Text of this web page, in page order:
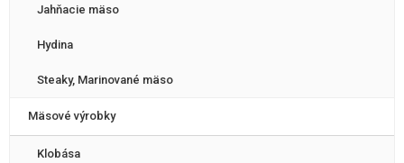
Jahňacie mäso
Hydina
Steaky, Marinované mäso
Mäsové výrobky
Klobása